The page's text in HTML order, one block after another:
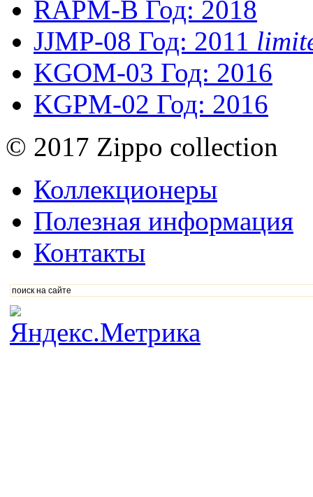
RAPM-B Год: 2018
JJMP-08 Год: 2011
KGOM-03 Год: 2016
KGPM-02 Год: 2016
© 2017 Zippo collection
Коллекционеры
Полезная информация
Контакты